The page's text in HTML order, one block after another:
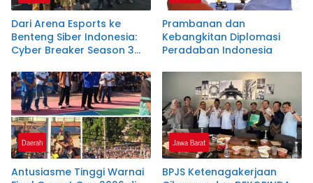
Dari Arena Esports ke
Benteng Siber Indonesia:
Cyber Breaker Season 3
Etis Penjaga Negeri
Prambanan dan
Kebangkitan Diplomasi
Peradaban Indonesia
Daerah
Antusiasme Tinggi Warnai
Jawa Barat
BPJS Ketenagakerjaan